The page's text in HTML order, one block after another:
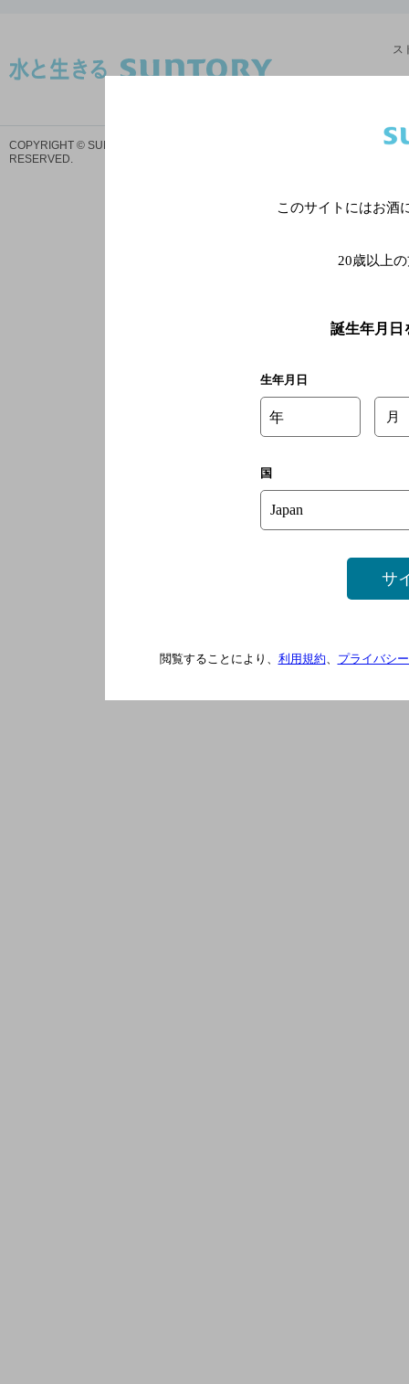
ス
COPYRIGHT © SUNTORY HOLDINGS LIMITED.
RESERVED.
サイトマ
このサイトにはお酒
20歳以上
誕生年月日
生年月日
年 月
国
サ
閲覧することにより、 利用規約、 プライバシ